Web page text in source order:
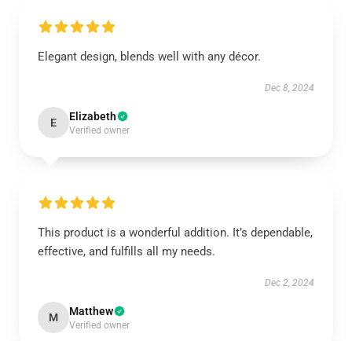
Elegant design, blends well with any décor.
Dec 8, 2024
E Elizabeth
Verified owner
This product is a wonderful addition. It’s dependable,
effective, and fulfills all my needs.
Dec 2, 2024
M Matthew
Verified owner